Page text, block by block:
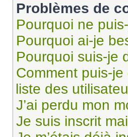
Problèmes de
Pourquoi ne
Pourquoi ai-je
Pourquoi suis-je
Comment puis-je
liste des
J’ai perdu mon
Je suis inscrit